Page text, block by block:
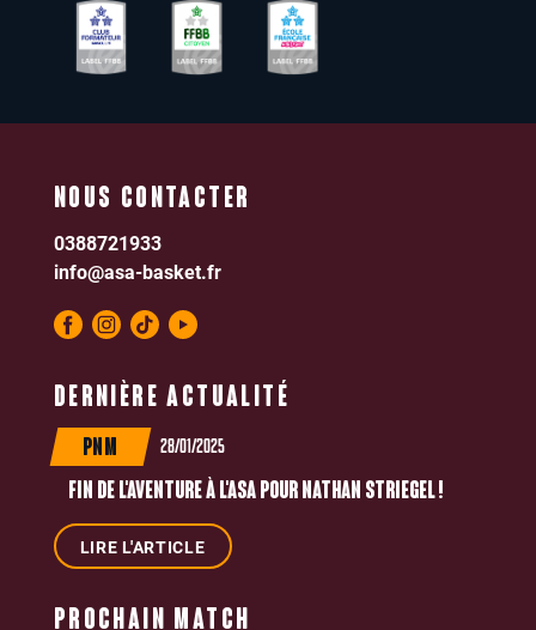
DERNIÈRE ACTUALITÉ
PNM 28/01/2025
FIN DE L'AVENTURE À L'ASA POUR NATHAN STRIEGEL !
LIRE L'ARTICLE
NOUS CONTACTER
0388721933
info@asa-basket.fr
PROCHAIN MATCH